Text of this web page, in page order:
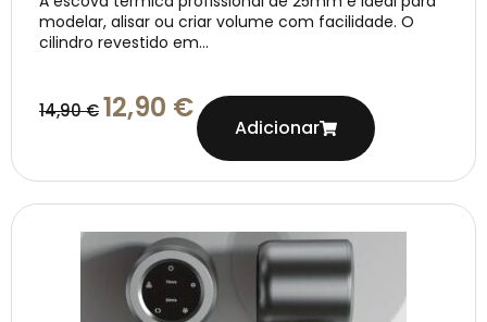
modelar, alisar ou criar volume com facilidade. O
cilindro revestido em...
14,90€12,90 €
Adicionar